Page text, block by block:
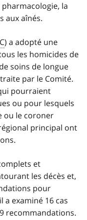
la
aux aînés.
) a adopté une
les homicides de
soins de longue
par le Comité.
pourraient
ou pour lesquels
ou le coroner
principal ont
et
les décès et,
pour
a examiné 16 cas
recommandations.